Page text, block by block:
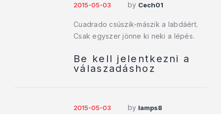
2015-05-03 by Cech01
Cuadrado csúszik-mászik a labdáért.
Csak egyszer jönne ki neki a lépés.
Be kell jelentkezni a
válaszadáshoz
2015-05-03 by lamps8